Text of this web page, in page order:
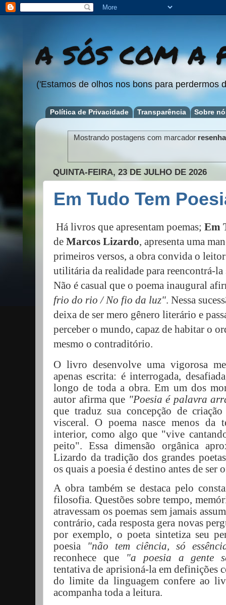
A SÓS COM A
('Estamos de olhos nos bons para perdermos
Política de Privacidade Transparência Sobre
Mostrando postagens com marcador resenha
QUINTA-FEIRA, 23 DE JULHO DE 2026
Em Tudo Tem
Há livros que apresentam poemas; Em
de Marcos Lizardo, apresenta uma
primeiros versos, a obra convida o
utilitária da realidade para reencontrá-
Não é casual que o poema inaugural
frio do rio / No fio da luz". Nessa
deixa de ser mero gênero literário e
perceber o mundo, capaz de habitar o
mesmo o contraditório.
O livro desenvolve uma vigorosa
apenas escrita: é interrogada,
longo de toda a obra. Em um dos
autor afirma que "Poesia é palavra
que traduz sua concepção de
visceral. O poema nasce menos da
interior, como algo que "vive
peito". Essa dimensão orgânica
Lizardo da tradição dos grandes
os quais a poesia é destino antes de ser
A obra também se destaca pelo
filosofia. Questões sobre tempo,
atravessam os poemas sem jamais
contrário, cada resposta gera novas
por exemplo, o poeta sintetiza seu
poesia
"não tem ciência, só
reconhece que
"a poesia a gente
tentativa de aprisioná-la em definições
do limite da linguagem confere ao
acompanha toda a leitura.